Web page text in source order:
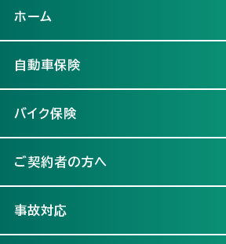
ホーム
自動車保険
バイク保険
ご契約者の方へ
事故対応